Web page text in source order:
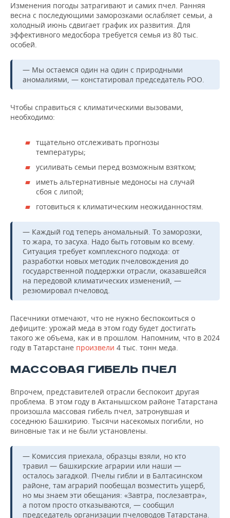
Изменения погоды затрагивают и самих пчел. Ранняя
весна с последующими заморозками ослабляет семьи, а
холодный июнь сдвигает график их развития. Для
эффективного медосбора требуется семья из 80 тыс.
особей.
— Мы остаемся один на один с природными
аномалиями, — констатировал председатель РОО.
Чтобы справиться с климатическими вызовами,
необходимо:
тщательно отслеживать прогнозы
температуры;
усиливать семьи перед возможным взятком;
иметь альтернативные медоносы на случай
сбоя с липой;
готовиться к климатическим неожиданностям.
— Каждый год теперь аномальный. То заморозки,
то жара, то засуха. Надо быть готовым ко всему.
Ситуация требует комплексного подхода: от
разработки новых методик пчеловождения до
государственной поддержки отрасли, оказавшейся
на передовой климатических изменений, —
резюмировал пчеловод.
Пасечники отмечают, что не нужно беспокоиться о
дефиците: урожай меда в этом году будет достигать
такого же объема, как и в прошлом. Напомним, что в 2024
году в Татарстане произвели 4 тыс. тонн меда.
МАССОВАЯ ГИБЕЛЬ ПЧЕЛ
Впрочем, представителей отрасли беспокоит другая
проблема. В этом году в Актанышском районе Татарстана
произошла массовая гибель пчел, затронувшая и
соседнюю Башкирию. Тысячи насекомых погибли, но
виновные так и не были установлены.
— Комиссия приехала, образцы взяли, но кто
травил — башкирские аграрии или наши —
осталось загадкой. Пчелы гибли и в Балтасинском
районе, там аграрий пообещал возместить ущерб,
но мы знаем эти обещания: «Завтра, послезавтра»,
а потом просто отказываются, — сообщил
председатель организации пчеловодов Татарстана.